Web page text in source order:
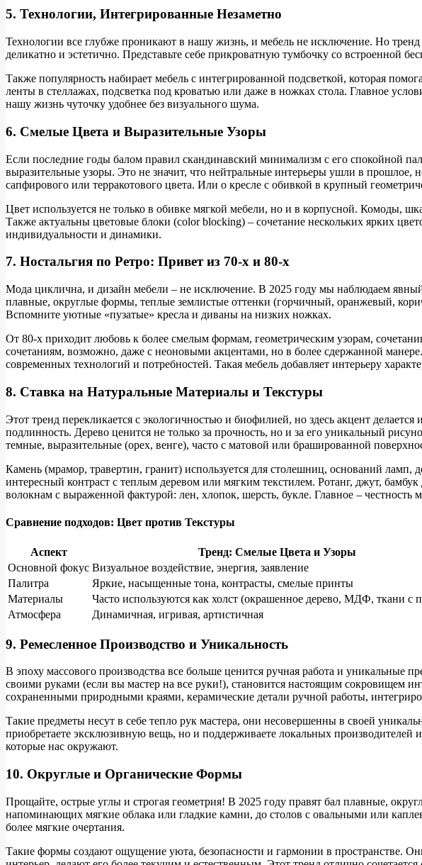
5. Технологии, Интегрированные Незаметно
Технологии все глубже проникают в нашу жизнь, и мебель не исключение. Но
деликатно и эстетично. Представьте себе прикроватную тумбочку со встроенной
Также популярность набирает мебель с интегрированной подсветкой, которая
ленты в стеллажах, подсветка под кроватью или даже в ножках стола. Главное
нашу жизнь чуточку удобнее без визуального шума.
6. Смелые Цвета и Выразительные Узоры
Если последние годы балом правил скандинавский минимализм с его спокойной
выразительные узоры. Это не значит, что нейтральные интерьеры ушли в прошлое,
сапфирового или терракотового цвета. Или о кресле с обивкой в крупный
Цвет используется не только в обивке мягкой мебели, но и в корпусной. Комоды,
Также актуальны цветовые блоки (color blocking) – сочетание нескольких ярких
индивидуальности и динамики.
7. Ностальгия по Ретро: Привет из 70-х и 80-х
Мода циклична, и дизайн мебели – не исключение. В 2025 году мы наблюдаем
плавные, округлые формы, теплые землистые оттенки (горчичный, оранжевый,
Вспомните уютные «пузатые» кресла и диваны на низких ножках.
От 80-х приходит любовь к более смелым формам, геометрическим узорам,
сочетаниям, возможно, даже с неоновыми акцентами, но в более сдержанной
современных технологий и потребностей. Такая мебель добавляет интерьеру
8. Ставка на Натуральные Материалы и Текстуры
Этот тренд перекликается с экологичностью и биофилией, но здесь акцент
подлинность. Дерево ценится не только за прочность, но и за его уникальный
темные, выразительные (орех, венге), часто с матовой или брашированной
Камень (мрамор, травертин, гранит) используется для столешниц, оснований ламп,
интересный контраст с теплым деревом или мягким текстилем. Ротанг, джут,
волокнам с выраженной фактурой: лен, хлопок, шерсть, букле. Главное – честность
Сравнение подходов: Цвет против Текстуры
Аспект Тренд: Смелые Цвета и Узоры
Основной фокус Визуальное воздействие, энергия, заявление
Палитра
Яркие, насыщенные тона, контрасты, смелые принты
Материалы
Часто используются как холст (окрашенное дерево, МДФ, ткани с
Атмосфера
Динамичная, игривая, артистичная
9. Ремесленное Производство и Уникальность
В эпоху массового производства все больше ценится ручная работа и
своими руками (если вы мастер на все руки!), становится настоящим сокровищем
сохраненными природными краями, керамические детали ручной работы,
Такие предметы несут в себе тепло рук мастера, они несовершенны в своей
приобретаете эксклюзивную вещь, но и поддерживаете локальных
которые нас окружают.
10. Округлые и Органические Формы
Прощайте, острые углы и строгая геометрия! В 2025 году правят бал плавные,
напоминающих мягкие облака или гладкие камни, до столов с овальными или
более мягкие очертания.
Такие формы создают ощущение уюта, безопасности и гармонии в пространстве.